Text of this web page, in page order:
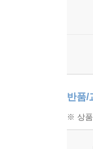
반품/
※ 상품